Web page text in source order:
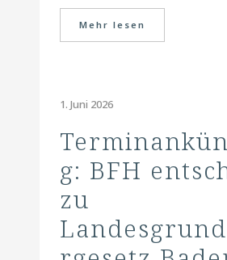
Mehr lesen
1. Juni 2026
g: BFH
zu